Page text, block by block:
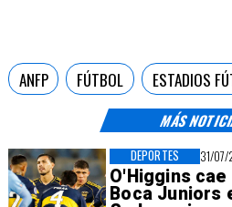
MÁS
31/
O'Higgins
Boca Juniors
DEPORTES
ANFP FÚTBOL ESTADIOS